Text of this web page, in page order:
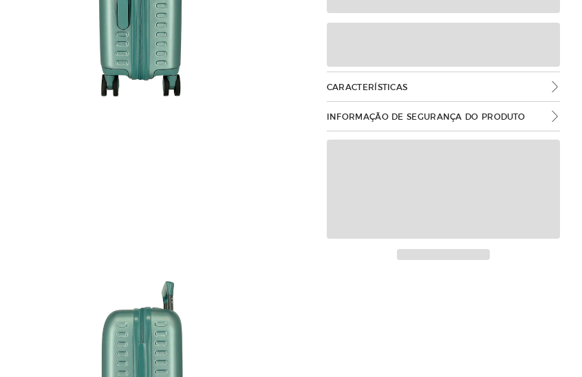
CARACTERÍSTICAS
INFORMAÇÃO DE SEGURANÇA DO PRODUTO